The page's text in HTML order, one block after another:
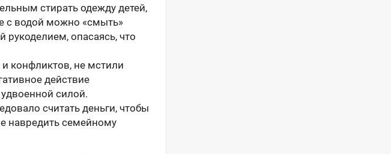
стирать одежду детей,
с водой можно «смыть»
опасаясь, что
и конфликтов, не мстили
действие
силой.
считать деньги, чтобы
навредить семейному